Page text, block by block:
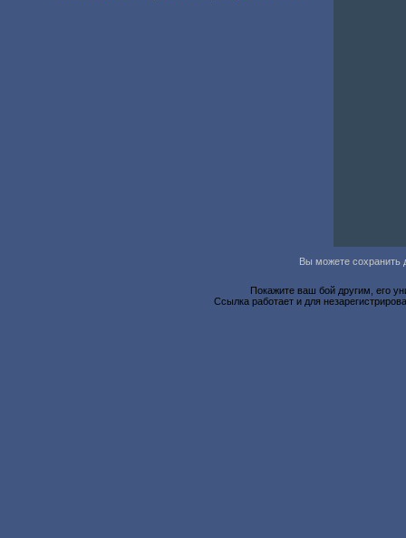
Вы можете сохранить
Покажите ваш бой другим, его
Ссылка работает и для